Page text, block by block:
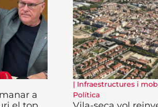
a
| Infraestructures i
Política